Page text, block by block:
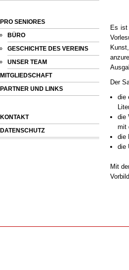
PRO SENIORES
BÜRO
GESCHICHTE DES VEREINS
UNSER TEAM
MITGLIEDSCHAFT
PARTNER UND LINKS
KONTAKT
DATENSCHUTZ
Es ist
Der
die
die
mit
die
die
Mit